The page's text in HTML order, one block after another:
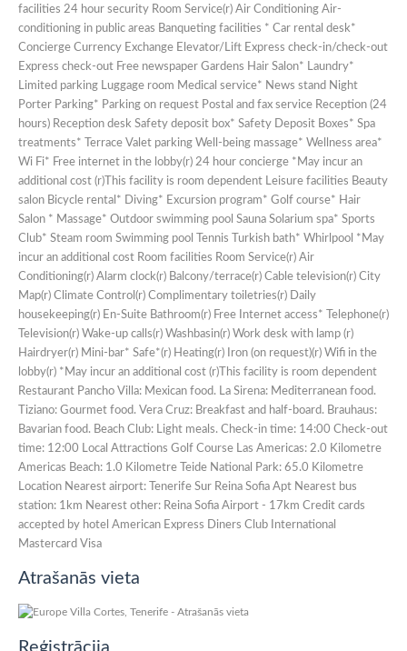
facilities 24 hour security Room Service(r) Air Conditioning Air-
conditioning in public areas Banqueting facilities * Car rental desk*
Concierge Currency Exchange Elevator/Lift Express check-in/check-out
Express check-out Free newspaper Gardens Hair Salon* Laundry*
Limited parking Luggage room Medical service* News stand Night
Porter Parking* Parking on request Postal and fax service Reception (24
hours) Reception desk Safety deposit box* Safety Deposit Boxes* Spa
treatments* Terrace Valet parking Well-being massage* Wellness area*
Wi Fi* Free internet in the lobby(r) 24 hour concierge *May incur an
additional cost (r)This facility is room dependent Leisure facilities Beauty
salon Bicycle rental* Diving* Excursion program* Golf course* Hair
Salon * Massage* Outdoor swimming pool Sauna Solarium spa* Sports
Club* Steam room Swimming pool Tennis Turkish bath* Whirlpool *May
incur an additional cost Room facilities Room Service(r) Air
Conditioning(r) Alarm clock(r) Balcony/terrace(r) Cable television(r) City
Map(r) Climate Control(r) Complimentary toiletries(r) Daily
housekeeping(r) En-Suite Bathroom(r) Free Internet access* Telephone(r)
Television(r) Wake-up calls(r) Washbasin(r) Work desk with lamp (r)
Hairdryer(r) Mini-bar* Safe*(r) Heating(r) Iron (on request)(r) Wifi in the
lobby(r) *May incur an additional cost (r)This facility is room dependent
Restaurant Pancho Villa: Mexican food. La Sirena: Mediterranean food.
Tiziano: Gourmet food. Vera Cruz: Breakfast and half-board. Brauhaus:
Bavarian food. Beach Club: Light meals. Check-in time: 14:00 Check-out
time: 12:00 Local Attractions Golf Course Las Americas: 2.0 Kilometre
Americas Beach: 1.0 Kilometre Teide National Park: 65.0 Kilometre
Location Nearest airport: Tenerife Sur Reina Sofia Apt Nearest bus
station: 1km Nearest other: Reina Sofia Airport - 17km Credit cards
accepted by hotel American Express Diners Club International
Mastercard Visa
Atrašanās vieta
Reģistrācija